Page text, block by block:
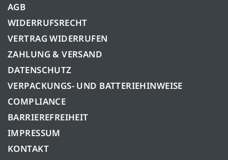
AGB
WIDERRUFSRECHT
VERTRAG WIDERRUFEN
ZAHLUNG & VERSAND
DATENSCHUTZ
VERPACKUNGS- UND BATTERIEHINWEISE
COMPLIANCE
BARRIEREFREIHEIT
IMPRESSUM
KONTAKT